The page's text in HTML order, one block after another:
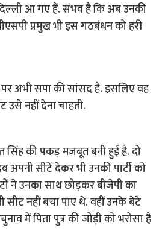
आ गए हैं. संभव है कि अब उनकी
प्रमुख भी इस गठबंधन को हरी
अभी सपा की सांसद है. इसलिए वह
नहीं देना चाहती.
सिंह की पकड़ मजबूत बनी हुई है. दो
सीटें देकर भी उनकी पार्टी को
ने उनका साथ छोड़कर बीजेपी का
सीट नहीं बचा पाए थे. वहीं उनके बेटे
में पिता पुत्र की जोड़ी को भरोसा है